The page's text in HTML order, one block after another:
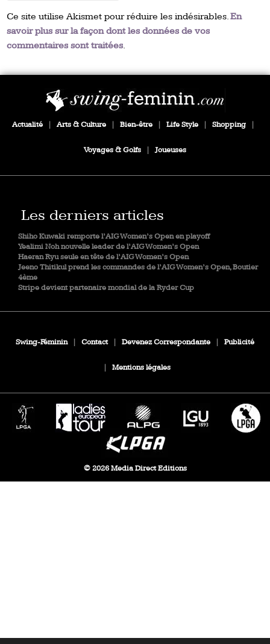
Ce site utilise Akismet pour réduire les indésirables.En
savoir plus sur la façon dont les données de vos
commentaires sont traitées.
Actualité Arts & Culture Bien-être Life Style Shopping
Voyages & Golfs Joueuses
Les derniers articles
Shiho Kuwaki remporte l’AIG Women’s Open en playoff
Yealimi Noh nouvelle leader de l’AIG Women’s Open
Haeran Ryu seule en tête de l’AIG Women’s Open
Jeeno Thitikul prend les commandes de l’AIG Women’s Open, Boutier
4ème
Stripe devient partenaire mondial de la Ryder Cup
Swing-Féminin Contact Devenez Correspondante Publicité
Mentions légales
© 2026 Media Direct Editions